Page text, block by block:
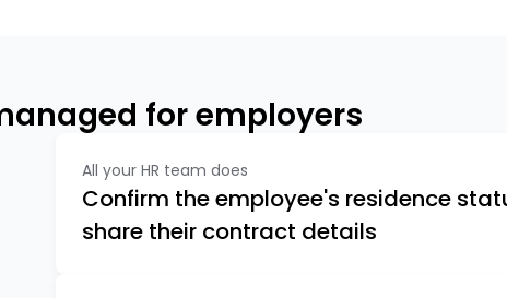
for employers
All your HR team does
Confirm the employee's residence
share their contract details